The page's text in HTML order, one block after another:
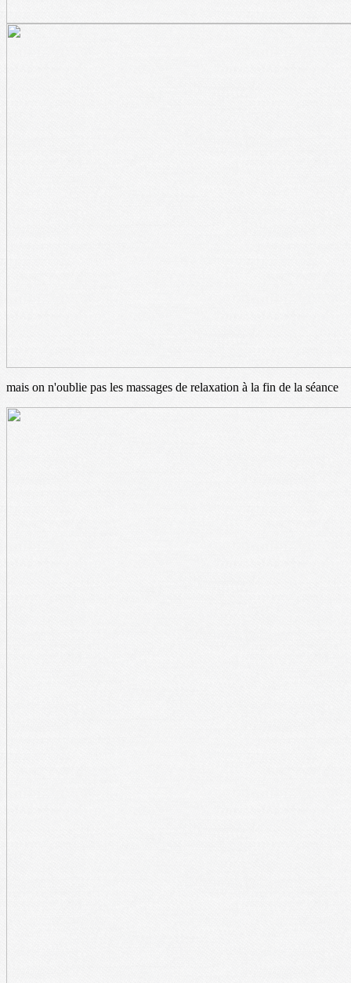
mais on n'oublie pas les massages de relaxation à la fin de la séance